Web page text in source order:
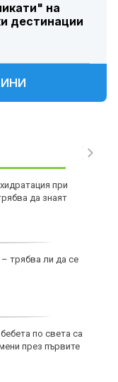
на
дестинации
при
да знаят
трябва ли да се
по света са
през първите